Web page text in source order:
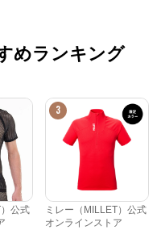
めランキング
公式
3
ミレー（MILLET）公式
オンラインストア